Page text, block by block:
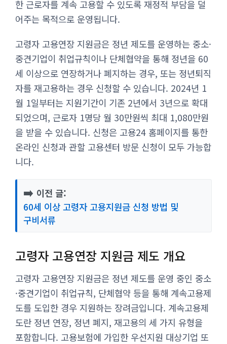
한 근로자를 계속 고용할 수 있도록 재정적 부담을 덜
어주는 목적으로 운영됩니다.
고령자 고용연장 지원금은 정년 제도를 운영하는 중소·
중견기업이 취업규칙이나 단체협약을 통해 정년을 60
세 이상으로 연장하거나 폐지하는 경우, 또는 정년퇴직
자를 재고용하는 경우 신청할 수 있습니다. 2024년 1
월 1일부터는 지원기간이 기존 2년에서 3년으로 확대
되었으며, 근로자 1명당 월 30만원씩 최대 1,080만원
을 받을 수 있습니다. 신청은 고용24 홈페이지를 통한
온라인 신청과 관할 고용센터 방문 신청이 모두 가능합
니다.
➡️ 이전 글:
60세 이상 고령자 고용지원금 신청 방법 및
구비서류
고령자 고용연장 지원금 제도 개요
고령자 고용연장 지원금은 정년 제도를 운영 중인 중소
·중견기업이 취업규칙, 단체협약 등을 통해 계속고용제
도를 도입한 경우 지원하는 장려금입니다. 계속고용제
도란 정년 연장, 정년 폐지, 재고용의 세 가지 유형을
포함합니다. 고용보험에 가입한 우선지원 대상기업 또